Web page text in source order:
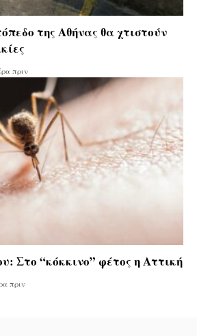
της Αθήνας θα χτιστούν
πριν
Στο “κόκκινο” φέτος η Αττική
πριν